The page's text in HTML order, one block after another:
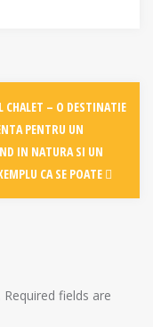
CHALET – O DESTINATIE
PENTRU UN
IN NATURA SI UN
CA SE POATE
Required fields are